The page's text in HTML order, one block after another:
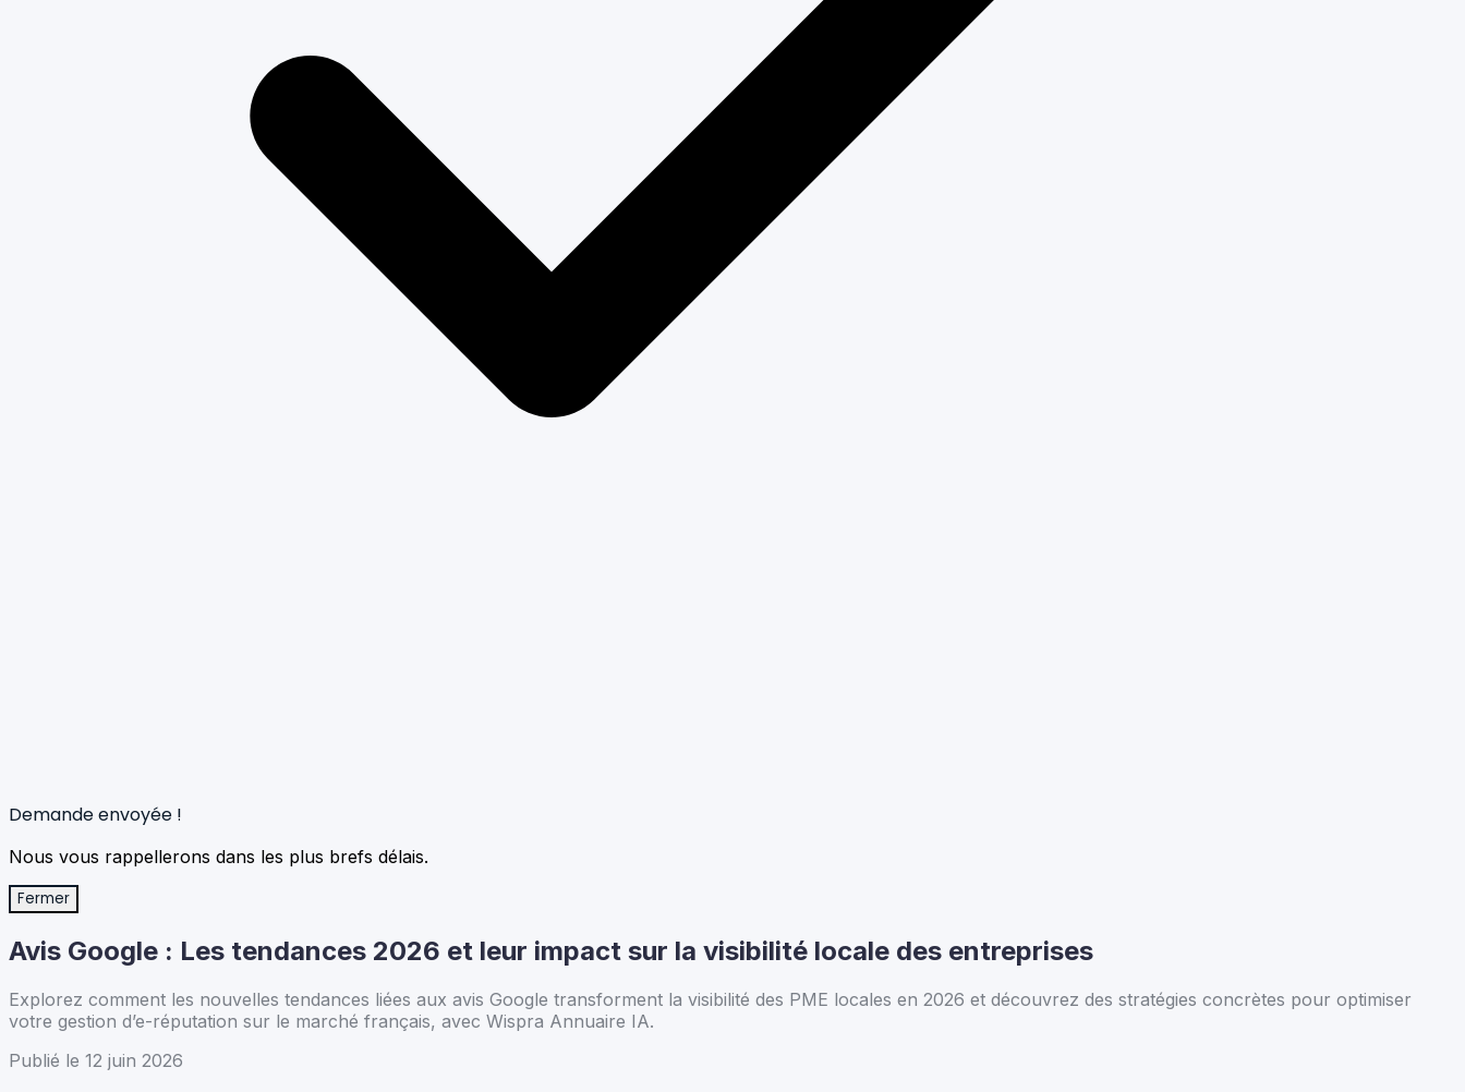
Demande envoyée !
Nous vous rappellerons dans les plus brefs délais.
Fermer
Avis Google : Les tendances 2026 et leur impact sur la visibilité locale des entreprises
Explorez comment les nouvelles tendances liées aux avis Google transforment la visibilité des PME locales en 2026 et découvrez des stratégies concrètes pour optimiser
votre gestion d’e-réputation sur le marché français, avec Wispra Annuaire IA.
Publié le 12 juin 2026